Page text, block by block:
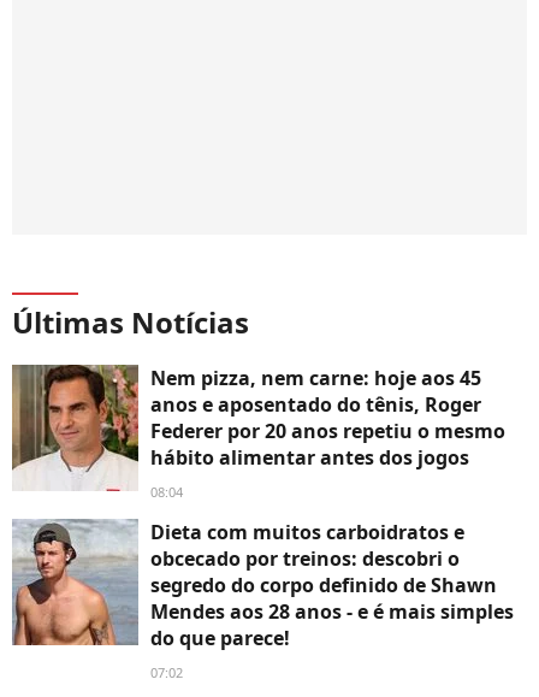
Últimas Notícias
Nem pizza, nem carne: hoje aos 45
anos e aposentado do tênis, Roger
Federer por 20 anos repetiu o mesmo
hábito alimentar antes dos jogos
08:04
Dieta com muitos carboidratos e
obcecado por treinos: descobri o
segredo do corpo definido de Shawn
Mendes aos 28 anos - e é mais simples
do que parece!
07:02